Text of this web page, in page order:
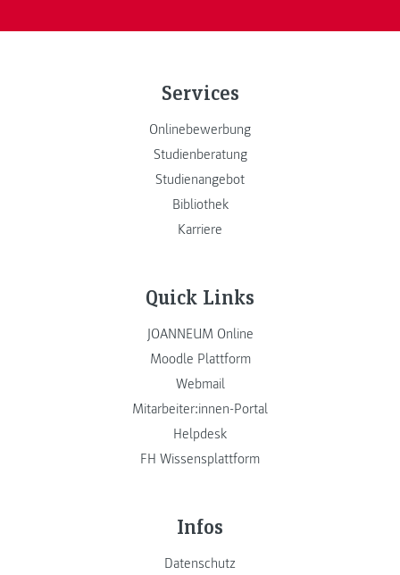
Services
Onlinebewerbung
Studienberatung
Studienangebot
Bibliothek
Karriere
Quick Links
JOANNEUM Online
Moodle Plattform
Webmail
Mitarbeiter:innen-Portal
Helpdesk
FH Wissensplattform
Infos
Datenschutz